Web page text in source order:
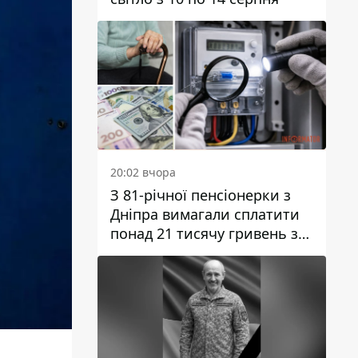
20:02 вчора
З 81-річної пенсіонерки з
Дніпра вимагали сплатити
понад 21 тисячу гривень за
“втручання в роботу
лічильника”